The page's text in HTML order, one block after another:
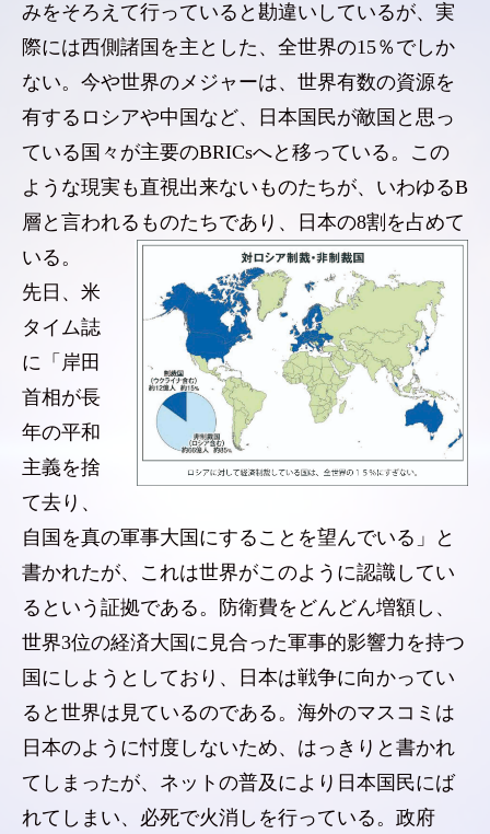
みをそろえて行っていると勘違いしているが、実
際には西側諸国を主とした、全世界の15％でしか
ない。今や世界のメジャーは、世界有数の資源を
有するロシアや中国など、日本国民が敵国と思っ
ている国々が主要のBRICsへと移っている。この
ような現実も直視出来ないものたちが、いわゆるB
層と言われるものたちであり、日本の8割を占めて
いる。
先日、米
タイム誌
に「岸田
首相が長
年の平和
主義を捨
て去り、
自国を真の軍事大国にすることを望んでいる」と
書かれたが、これは世界がこのように認識してい
るという証拠である。防衛費をどんどん増額し、
世界3位の経済大国に見合った軍事的影響力を持つ
国にしようとしており、日本は戦争に向かってい
ると世界は見ているのである。海外のマスコミは
日本のように忖度しないため、はっきりと書かれ
てしまったが、ネットの普及により日本国民にば
れてしまい、必死で火消しを行っている。政府